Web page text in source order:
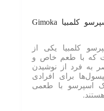
معرفی کپسول قهوه جیموکا اسپرسو کلمبیا Gimoka
کلمبیا یکی از
که با طعم خاص و
به فرد از نوشیدن
برای افرادی
اسپرسو با طعمی